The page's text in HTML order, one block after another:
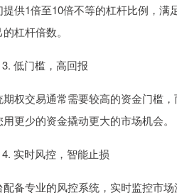
提供1倍至10倍不等的杠杆比例，
的杠杆倍数。
低门槛，高回报
期权交易通常需要较高的资金门槛
更少的资金撬动更大的市场机会。
实时风控，智能止损
配备专业的风控系统，实时监控市